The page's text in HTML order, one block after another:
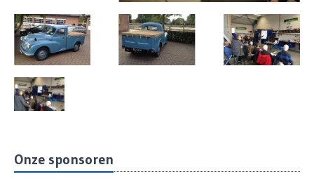
Onze sponsoren